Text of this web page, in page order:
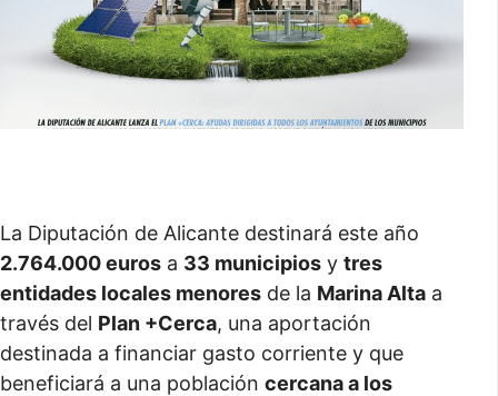
La Diputación de Alicante destinará este año
2.764.000 euros a 33 municipios y tres
entidades locales menores de la Marina Alta a
través del Plan +Cerca, una aportación
destinada a financiar gasto corriente y que
beneficiará a una población cercana a los